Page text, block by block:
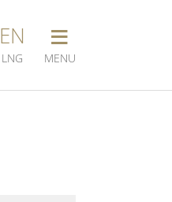
EN
LNG
≡
MENU